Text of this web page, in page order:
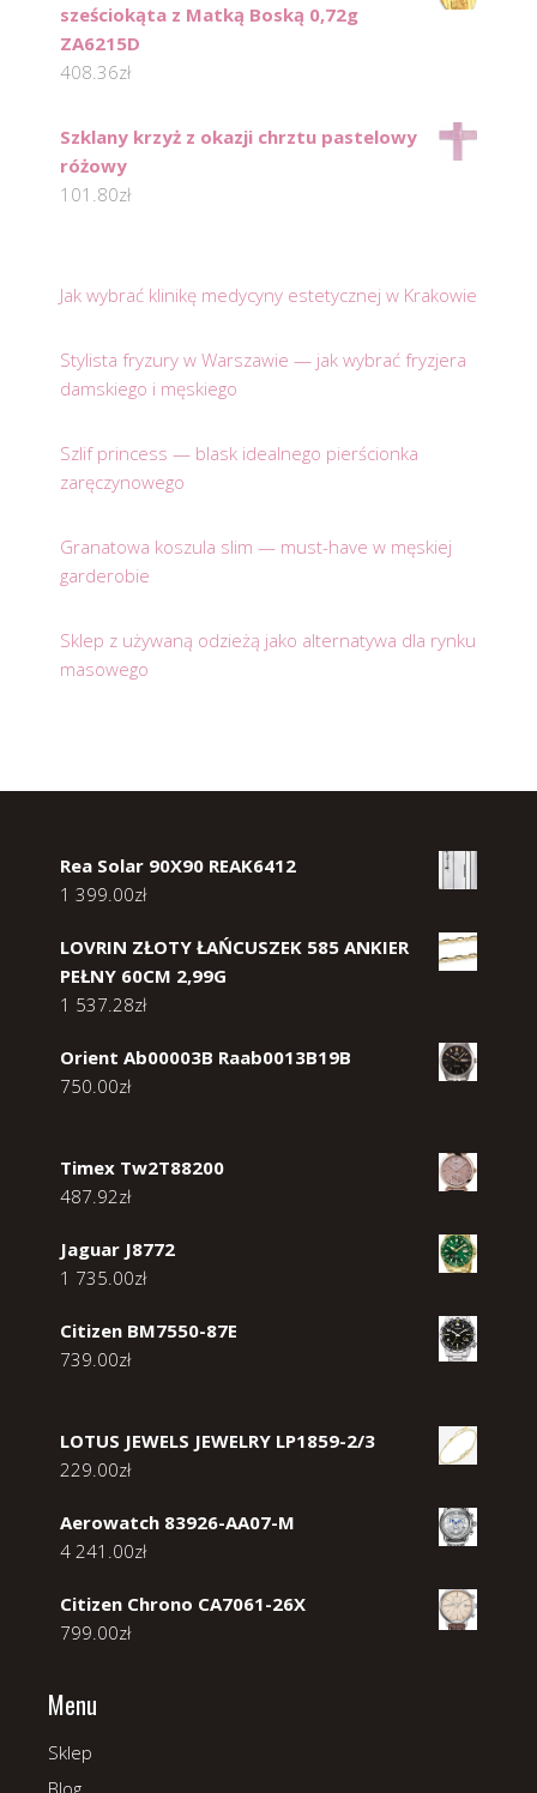
sześciokąta z Matką Boską 0,72g
ZA6215D
408.36zł
Szklany krzyż z okazji chrztu pastelowy
różowy
101.80zł
Jak wybrać klinikę medycyny estetycznej w Krakowie
Stylista fryzury w Warszawie — jak wybrać fryzjera
damskiego i męskiego
Szlif princess — blask idealnego pierścionka
zaręczynowego
Granatowa koszula slim — must-have w męskiej
garderobie
Sklep z używaną odzieżą jako alternatywa dla rynku
masowego
Rea Solar 90X90 REAK6412
1 399.00zł
LOVRIN ZŁOTY ŁAŃCUSZEK 585 ANKIER
PEŁNY 60CM 2,99G
1 537.28zł
Orient Ab00003B Raab0013B19B
750.00zł
Timex Tw2T88200
487.92zł
Jaguar J8772
1 735.00zł
Citizen BM7550-87E
739.00zł
LOTUS JEWELS JEWELRY LP1859-2/3
229.00zł
Aerowatch 83926-AA07-M
4 241.00zł
Citizen Chrono CA7061-26X
799.00zł
Menu
Sklep